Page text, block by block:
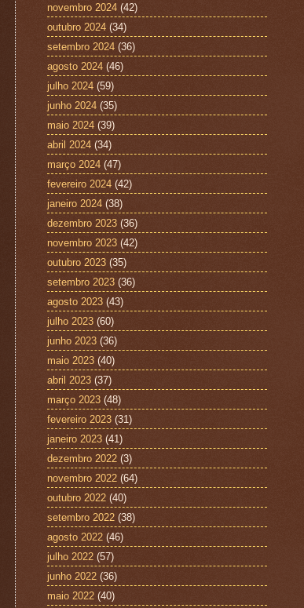
novembro 2024 (42)
outubro 2024 (34)
setembro 2024 (36)
agosto 2024 (46)
julho 2024 (59)
junho 2024 (35)
maio 2024 (39)
abril 2024 (34)
março 2024 (47)
fevereiro 2024 (42)
janeiro 2024 (38)
dezembro 2023 (36)
novembro 2023 (42)
outubro 2023 (35)
setembro 2023 (36)
agosto 2023 (43)
julho 2023 (60)
junho 2023 (36)
maio 2023 (40)
abril 2023 (37)
março 2023 (48)
fevereiro 2023 (31)
janeiro 2023 (41)
dezembro 2022 (3)
novembro 2022 (64)
outubro 2022 (40)
setembro 2022 (38)
agosto 2022 (46)
julho 2022 (57)
junho 2022 (36)
maio 2022 (40)